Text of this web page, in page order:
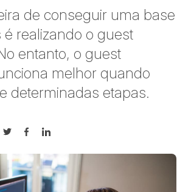
de conseguir uma base
é realizando o guest
entanto, o guest
melhor quando
determinadas etapas.
Compartilhar no Twitter
Compartilhar no Facebook
Compartilhar no LinkedIn